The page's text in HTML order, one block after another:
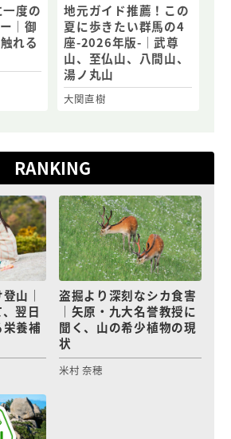
度の
｜御
れる
地元ガイド推薦！この
夏に歩きたい群馬の4
座-2026年版-｜武尊
山、至仏山、八間山、
湯ノ丸山
大関直樹
RANKING
山｜
翌日
養補
盗掘より深刻なシカ食害
｜矢原・九大名誉教授に
聞く、山の希少植物の現
状
米村 奈穂